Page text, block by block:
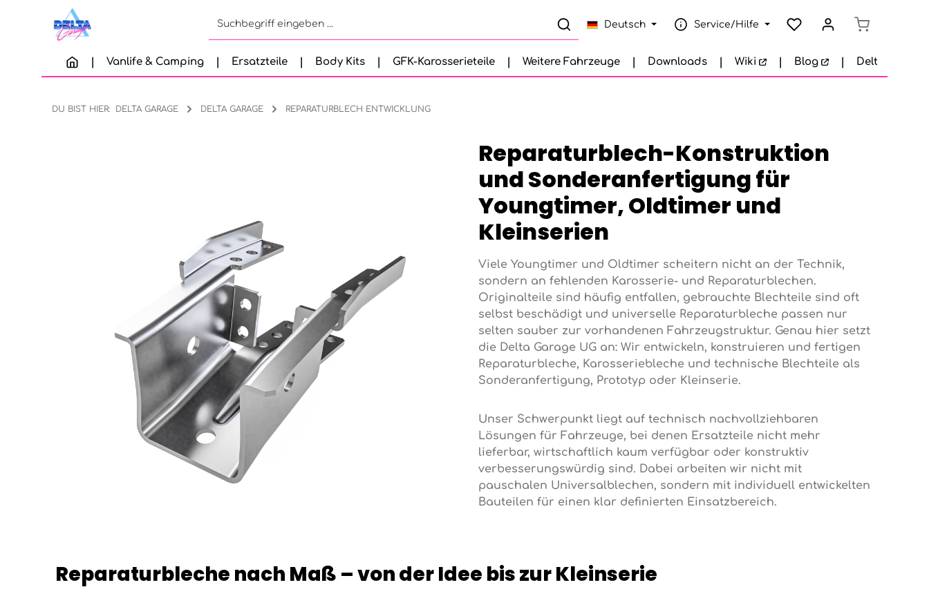
Zum Hauptinhalt springen
Zur Suche springen
Zur Hauptnavigation springen
Deutsch Service/Hilfe
Vanlife & Camping Ersatzteile Body Kits GFK-Karosserieteile Weitere Fahrzeuge Downloads Wiki Blog Delta Garage
DU BIST HIER: DELTA GARAGE DELTA GARAGE REPARATURBLECH ENTWICKLUNG
Reparaturblech-Konstruktion
und Sonderanfertigung für
Youngtimer, Oldtimer und
Kleinserien
Viele Youngtimer und Oldtimer scheitern nicht an der Technik,
sondern an fehlenden Karosserie- und Reparaturblechen.
Originalteile sind häufig entfallen, gebrauchte Blechteile sind oft
selbst beschädigt und universelle Reparaturbleche passen nur
selten sauber zur vorhandenen Fahrzeugstruktur. Genau hier setzt
die Delta Garage UG an: Wir entwickeln, konstruieren und fertigen
Reparaturbleche, Karosseriebleche und technische Blechteile als
Sonderanfertigung, Prototyp oder Kleinserie.
Unser Schwerpunkt liegt auf technisch nachvollziehbaren
Lösungen für Fahrzeuge, bei denen Ersatzteile nicht mehr
lieferbar, wirtschaftlich kaum verfügbar oder konstruktiv
verbesserungswürdig sind. Dabei arbeiten wir nicht mit
pauschalen Universalblechen, sondern mit individuell entwickelten
Bauteilen für einen klar definierten Einsatzbereich.
Reparaturbleche nach Maß – von der Idee bis zur Kleinserie